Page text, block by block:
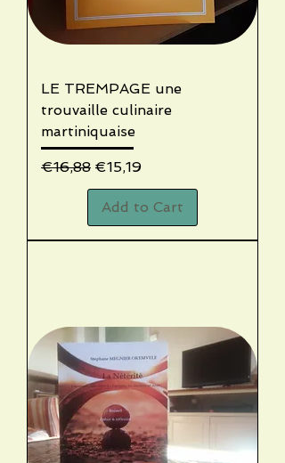
LE TREMPAGE une
trouvaille culinaire
martiniquaise
Regular Price
€16,88 Sale Price
€15,19
Add to Cart